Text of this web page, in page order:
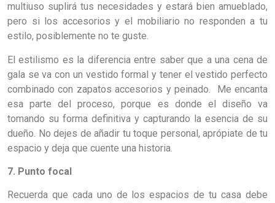
multiuso suplirá tus necesidades y estará bien amueblado,
pero si los accesorios y el mobiliario no responden a tu
estilo, posiblemente no te guste.
El estilismo es la diferencia entre saber que a una cena de
gala se va con un vestido formal y tener el vestido perfecto
combinado con zapatos accesorios y peinado. Me encanta
esa parte del proceso, porque es donde el diseño va
tomando su forma definitiva y capturando la esencia de su
dueño. No dejes de añadir tu toque personal, aprópiate de tu
espacio y deja que cuente una historia.
7. Punto focal
Recuerda que cada uno de los espacios de tu casa debe